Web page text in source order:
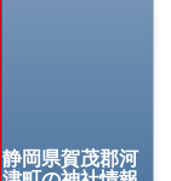
静岡県賀茂郡河